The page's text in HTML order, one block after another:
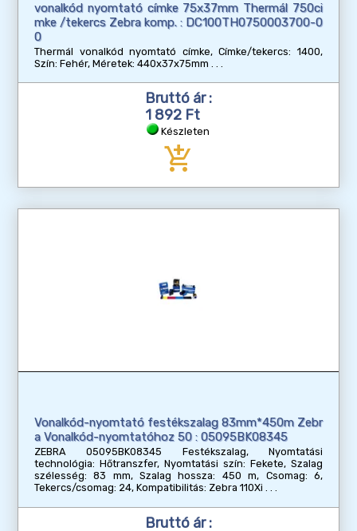
vonalkód nyomtató címke 75x37mm Thermál 750ci
mke /tekercs Zebra komp. : DC100TH0750003700-0
0
Thermál vonalkód nyomtató címke, Címke/tekercs: 1400,
Szín: Fehér, Méretek: 440x37x75mm
Bruttó ár :
1 892 Ft
Készleten
add_shopping_cart
Vonalkód-nyomtató festékszalag 83mm*450m Zebr
a Vonalkód-nyomtatóhoz 50 : 05095BK08345
ZEBRA 05095BK08345 Festékszalag, Nyomtatási
technológia: Hőtranszfer, Nyomtatási szín: Fekete, Szalag
szélesség: 83 mm, Szalag hossza: 450 m, Csomag: 6,
Tekercs/csomag: 24, Kompatibilitás: Zebra 110Xi
Bruttó ár :